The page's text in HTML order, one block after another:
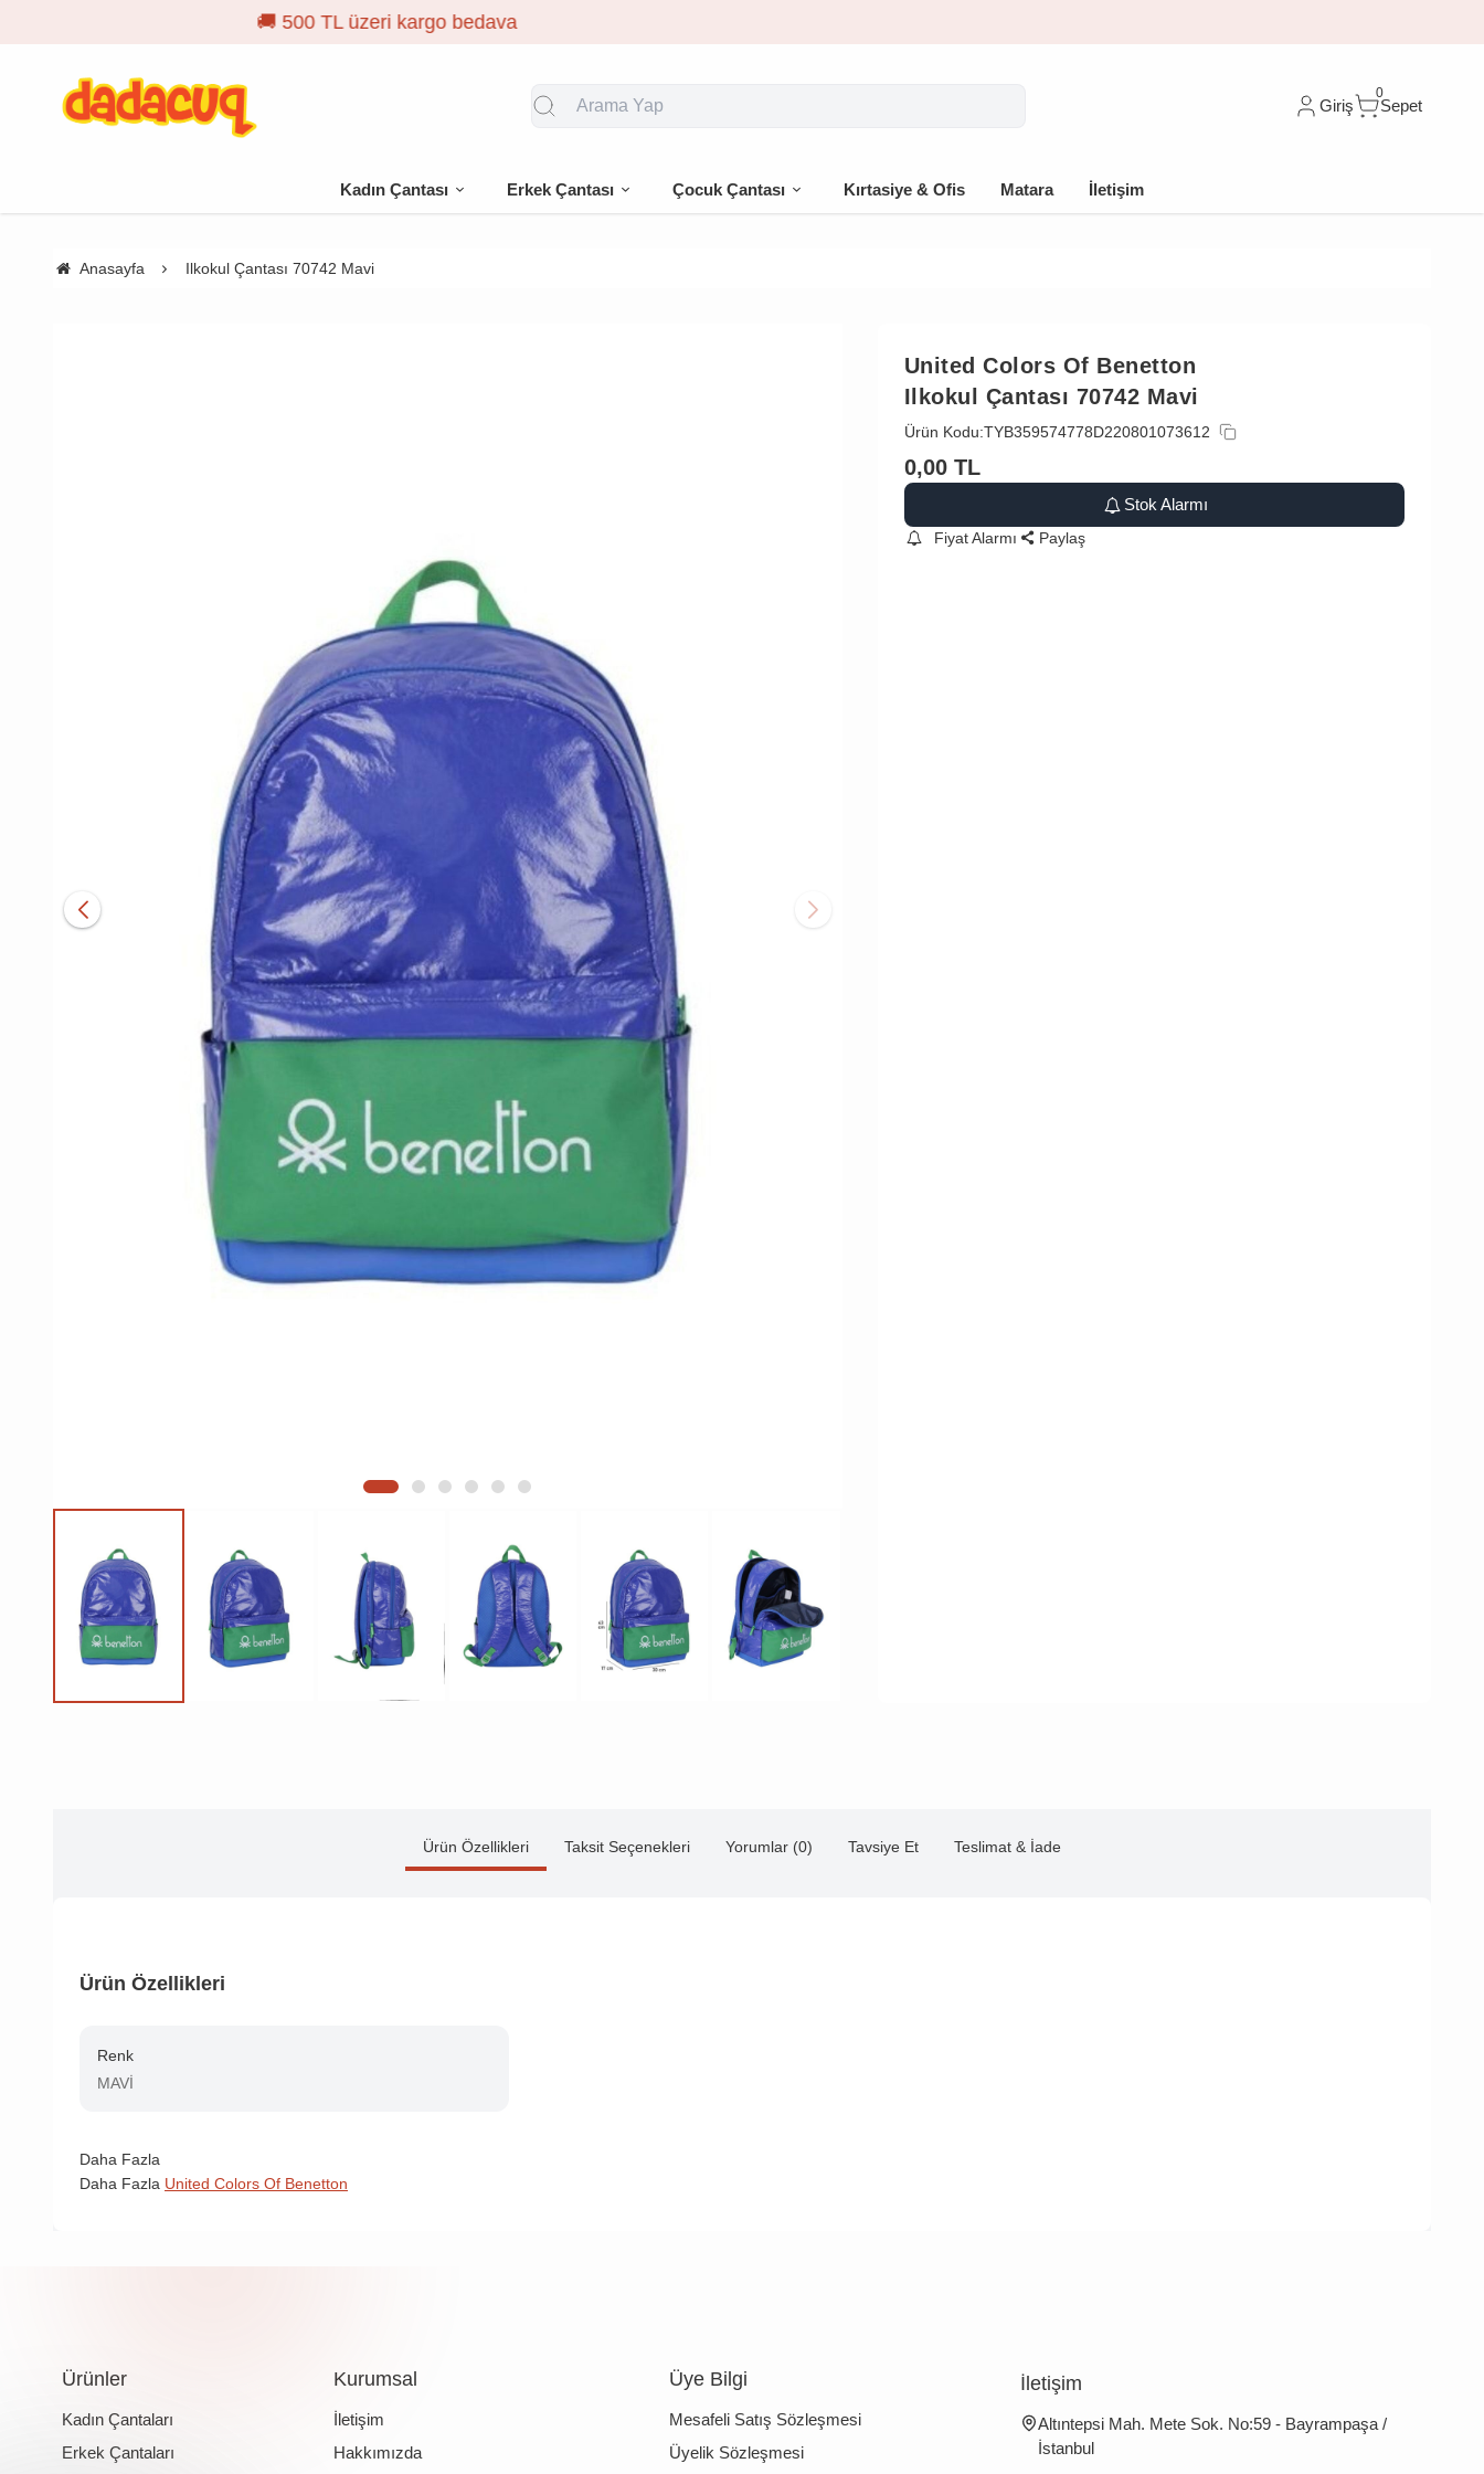
Giriş
0
Sepet
Kadın Çantası Erkek Çantası Çocuk Çantası Kırtasiye & Ofis Matara İletişim
Anasayfa Ilkokul Çantası 70742 Mavi
United Colors Of Benetton
Ilkokul Çantası 70742 Mavi
Ürün Kodu:TYB359574778D220801073612
0,00 TL
Stok Alarmı
Fiyat Alarmı Paylaş
Ürün Özellikleri Taksit Seçenekleri Yorumlar (0) Tavsiye Et Teslimat & İade
Ürün Özellikleri
Renk
MAVİ
Daha Fazla
Daha Fazla United Colors Of Benetton
Ürünler
Kadın Çantaları
Erkek Çantaları
Kurumsal
İletişim
Hakkımızda
Üye Bilgi
Mesafeli Satış Sözleşmesi
Üyelik Sözleşmesi
İletişim
Altıntepsi Mah. Mete Sok. No:59 - Bayrampaşa /
İstanbul